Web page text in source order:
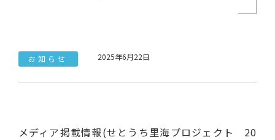
お知らせ 2025年6月22日
メディア掲載情報(せとうち里海プロジェクト 20